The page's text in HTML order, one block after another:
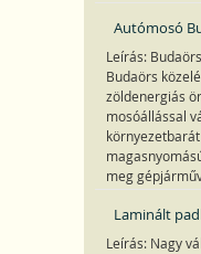
Autómosó
Leírás:
Budaörs
zöldenergiás
mosóállással
meg
Laminált
Leírás: Nagy